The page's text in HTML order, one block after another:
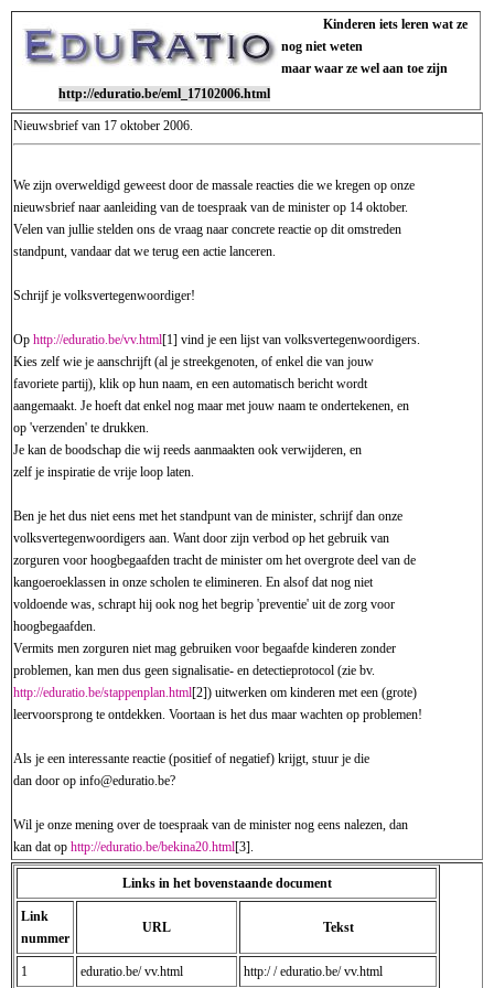
Kinderen iets leren wat ze
nog niet weten
maar waar ze wel aan toe zijn
http://eduratio.be/eml_17102006.html
Nieuwsbrief van 17 oktober 2006.
We zijn overweldigd geweest door de massale reacties die we kregen op onze
nieuwsbrief naar aanleiding van de toespraak van de minister op 14 oktober.
Velen van jullie stelden ons de vraag naar concrete reactie op dit omstreden
standpunt, vandaar dat we terug een actie lanceren.
Schrijf je volksvertegenwoordiger!
Op http://eduratio.be/vv.html[1] vind je een lijst van volksvertegenwoordigers.
Kies zelf wie je aanschrijft (al je streekgenoten, of enkel die van jouw
favoriete partij), klik op hun naam, en een automatisch bericht wordt
aangemaakt. Je hoeft dat enkel nog maar met jouw naam te ondertekenen, en
op 'verzenden' te drukken.
Je kan de boodschap die wij reeds aanmaakten ook verwijderen, en
zelf je inspiratie de vrije loop laten.
Ben je het dus niet eens met het standpunt van de minister, schrijf dan onze
volksvertegenwoordigers aan. Want door zijn verbod op het gebruik van
zorguren voor hoogbegaafden tracht de minister om het overgrote deel van de
kangoeroeklassen in onze scholen te elimineren. En alsof dat nog niet
voldoende was, schrapt hij ook nog het begrip 'preventie' uit de zorg voor
hoogbegaafden.
Vermits men zorguren niet mag gebruiken voor begaafde kinderen zonder
problemen, kan men dus geen signalisatie- en detectieprotocol (zie bv.
http://eduratio.be/stappenplan.html[2]) uitwerken om kinderen met een (grote)
leervoorsprong te ontdekken. Voortaan is het dus maar wachten op problemen!
Als je een interessante reactie (positief of negatief) krijgt, stuur je die
dan door op info@eduratio.be?
Wil je onze mening over de toespraak van de minister nog eens nalezen, dan
kan dat op http://eduratio.be/bekina20.html[3].
Links in het bovenstaande document
Link
nummer
URL Tekst
1 eduratio.be/ vv.html http:/ / eduratio.be/ vv.html